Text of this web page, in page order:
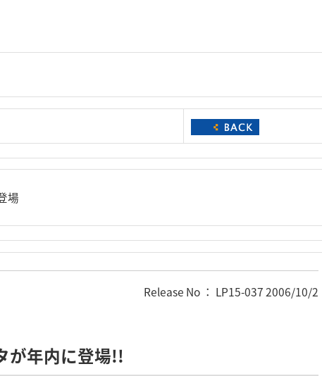
場
Release No ： LP15-037 2006/10/2
が年内に登場!!